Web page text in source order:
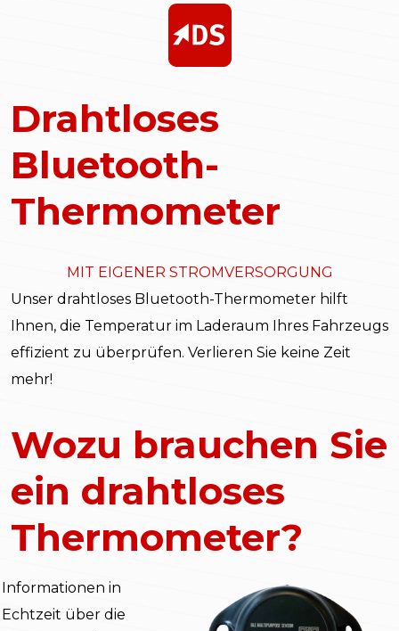
Drahtloses
Bluetooth-
Thermometer
MIT EIGENER STROMVERSORGUNG
Unser drahtloses Bluetooth-Thermometer hilft
Ihnen, die Temperatur im Laderaum Ihres Fahrzeugs
effizient zu überprüfen. Verlieren Sie keine Zeit
mehr!
Wozu brauchen Sie
ein drahtloses
Thermometer?
Informationen in
Echtzeit über die